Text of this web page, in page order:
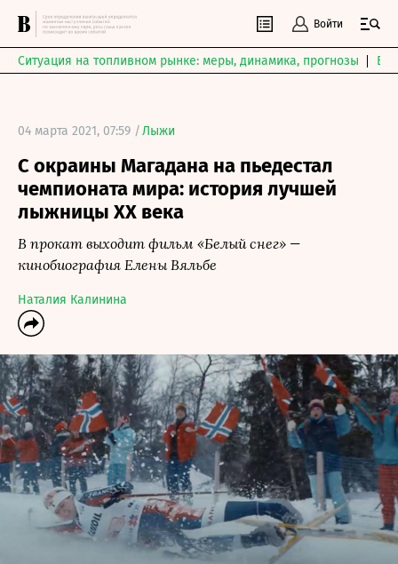
Войти
Ситуация на топливном рынке: меры, динамика, прогнозы
04 марта 2021, 07:59 /Лыжи
С окраины Магадана на пьедестал
чемпионата мира: история лучшей
лыжницы XX века
В прокат выходит фильм «Белый снег» —
кинобиография Елены Вяльбе
Наталия Калинина